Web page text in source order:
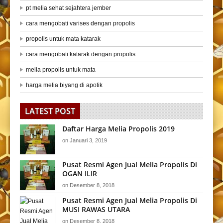
pt melia sehat sejahtera jember
cara mengobati varises dengan propolis
propolis untuk mata katarak
cara mengobati katarak dengan propolis
melia propolis untuk mata
harga melia biyang di apotik
LATEST POST
Daftar Harga Melia Propolis 2019
on Januari 3, 2019
Pusat Resmi Agen Jual Melia Propolis Di
OGAN ILIR
on Desember 8, 2018
Pusat Resmi Agen Jual Melia Propolis Di
MUSI RAWAS UTARA
on Desember 8, 2018